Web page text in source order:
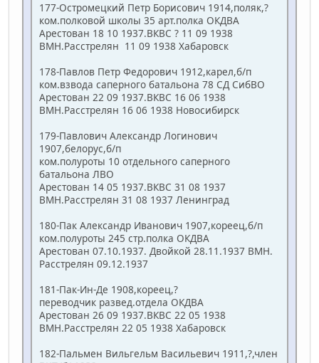
177-Остромецкий Петр Борисович 1914,поляк,?
ком.полковой школы 35 арт.полка ОКДВА
Арестован 18 10 1937.ВКВС ? 11 09 1938
ВМН.Расстрелян 11 09 1938 Хабаровск
178-Павлов Петр Федорович 1912,карел,б/п
ком.взвода саперного батальона 78 СД СибВО
Арестован 22 09 1937.ВКВС 16 06 1938
ВМН.Расстрелян 16 06 1938 Новосибирск
179-Павлович Александр Логинович
1907,белорус,б/п
ком.полуроты 10 отдельного саперного
батальона ЛВО
Арестован 14 05 1937.ВКВС 31 08 1937
ВМН.Расстрелян 31 08 1937 Ленинград
180-Пак Александр Иванович 1907,кореец,б/п
ком.полуроты 245 стр.полка ОКДВА
Арестован 07.10.1937. Двойкой 28.11.1937 ВМН.
Расстрелян 09.12.1937
181-Пак-Ин-Де 1908,кореец,?
переводчик развед.отдела ОКДВА
Арестован 26 09 1937.ВКВС 22 05 1938
ВМН.Расстрелян 22 05 1938 Хабаровск
182-Пальмен Вильгельм Васильевич 1911,?,член